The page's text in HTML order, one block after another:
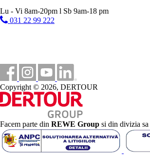
Magazine
100 m
12 km
Distanta de cel mai apropiat aeroport
600 m
Distanta pana la plaja
Plaja
Sezlonguri pe plaja contra cost
Lu - Vi 8am-20pm l Sb 9am-18 pm
031 22 99 222
Copyright © 2026, DERTOUR
Facem parte din REWE Group si din divizia sa